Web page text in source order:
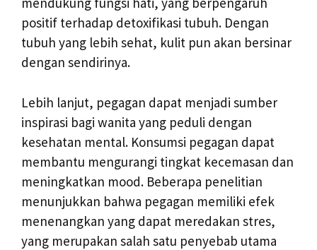
positif terhadap detoxifikasi tubuh. Dengan
tubuh yang lebih sehat, kulit pun akan bersinar
dengan sendirinya.
Lebih lanjut, pegagan dapat menjadi sumber
inspirasi bagi wanita yang peduli dengan
kesehatan mental. Konsumsi pegagan dapat
membantu mengurangi tingkat kecemasan dan
meningkatkan mood. Beberapa penelitian
menunjukkan bahwa pegagan memiliki efek
menenangkan yang dapat meredakan stres,
yang merupakan salah satu penyebab utama